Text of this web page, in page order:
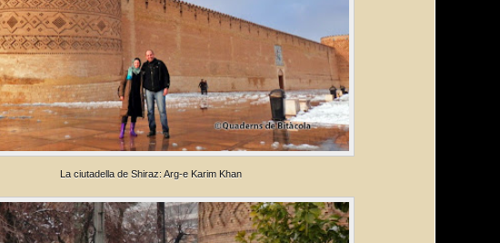
La ciutadella de Shiraz: Arg-e Karim Khan